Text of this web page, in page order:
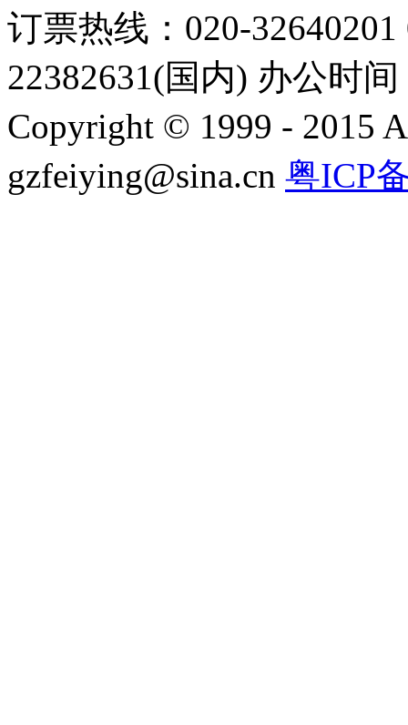
订票热线：020-
22382631(国内) 办公时
Copyright © 1999 - 2015
gzfeiying@sina.cn 粤ICP